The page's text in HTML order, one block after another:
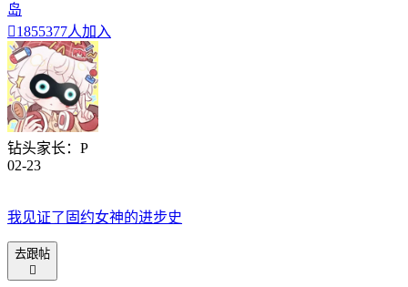
岛
1855377人加入
钻头家长：P
02-23
我见证了固约女神的进步史
去跟帖
